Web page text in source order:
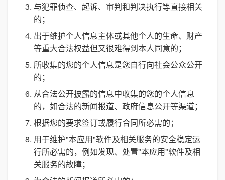
与犯罪侦查、起诉、审判和判决执行等直接相关
的；
出于维护个人信息主体或其他个人的生命、财产
等重大合法权益但又很难得到本人同意的；
所收集的您的个人信息是您自行向社会公众公开
的；
从合法公开披露的信息中收集的您的个人信息
的，如合法的新闻报道、政府信息公开等渠道；
根据您的要求签订或履行合同所必需的；
用于维护"本应用"软件及相关服务的安全稳定运
行所必需的，例如发现、处置"本应用"软件及相
关服务的故障；